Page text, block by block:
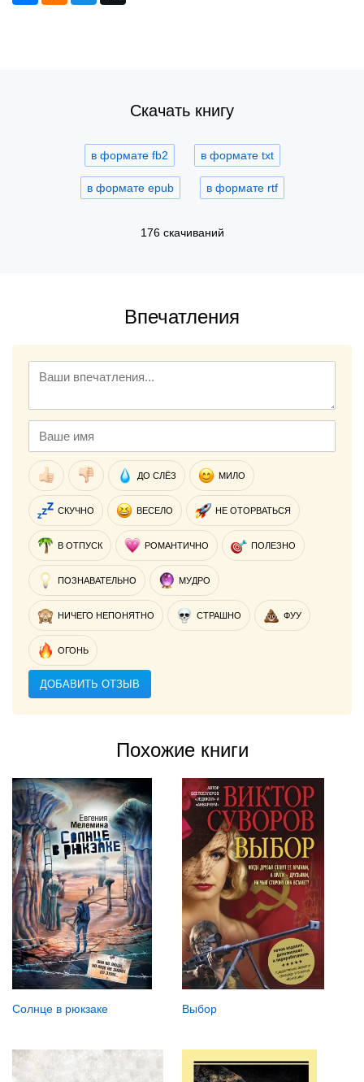
Скачать книгу
в формате fb2 в формате txt
в формате epub в формате rtf
176 скачиваний
Впечатления
ДО СЛЁЗ МИЛО
СКУЧНО ВЕСЕЛО НЕ ОТОРВАТЬСЯ
В ОТПУСК РОМАНТИЧНО ПОЛЕЗНО
ПОЗНАВАТЕЛЬНО МУДРО
НИЧЕГО НЕПОНЯТНО СТРАШНО ФУУ
ОГОНЬ
ДОБАВИТЬ ОТЗЫВ
Похожие книги
Солнце в рюкзаке Выбор